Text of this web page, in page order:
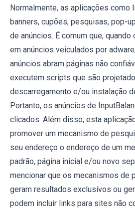
Normalmente, as aplicações como
banners, cupões, pesquisas, pop-
de anúncios. É comum que,
em anúncios veiculados por
anúncios abram páginas não
executem scripts que são
descarregamento e/ou instalação
Portanto, os anúncios de
clicados. Além disso, esta
promover um mecanismo de
seu endereço o endereço de um
padrão, página inicial e/ou novo
mencionar que os mecanismos de
geram resultados exclusivos ou
podem incluir links para sites não